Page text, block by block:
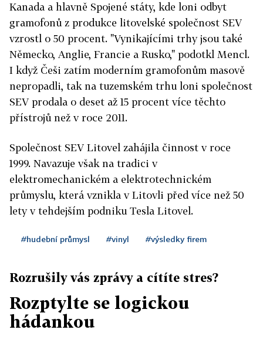
Kanada a hlavně Spojené státy, kde loni odbyt
gramofonů z produkce litovelské společnost SEV
vzrostl o 50 procent. "Vynikajícími trhy jsou také
Německo, Anglie, Francie a Rusko," podotkl Mencl.
I když Češi zatím moderním gramofonům masově
nepropadli, tak na tuzemském trhu loni společnost
SEV prodala o deset až 15 procent více těchto
přístrojů než v roce 2011.
Společnost SEV Litovel zahájila činnost v roce
1999. Navazuje však na tradici v
elektromechanickém a elektrotechnickém
průmyslu, která vznikla v Litovli před více než 50
lety v tehdejším podniku Tesla Litovel.
#hudební průmysl #vinyl #výsledky firem
Rozrušily vás zprávy a cítíte stres?
Rozptylte se logickou
hádankou